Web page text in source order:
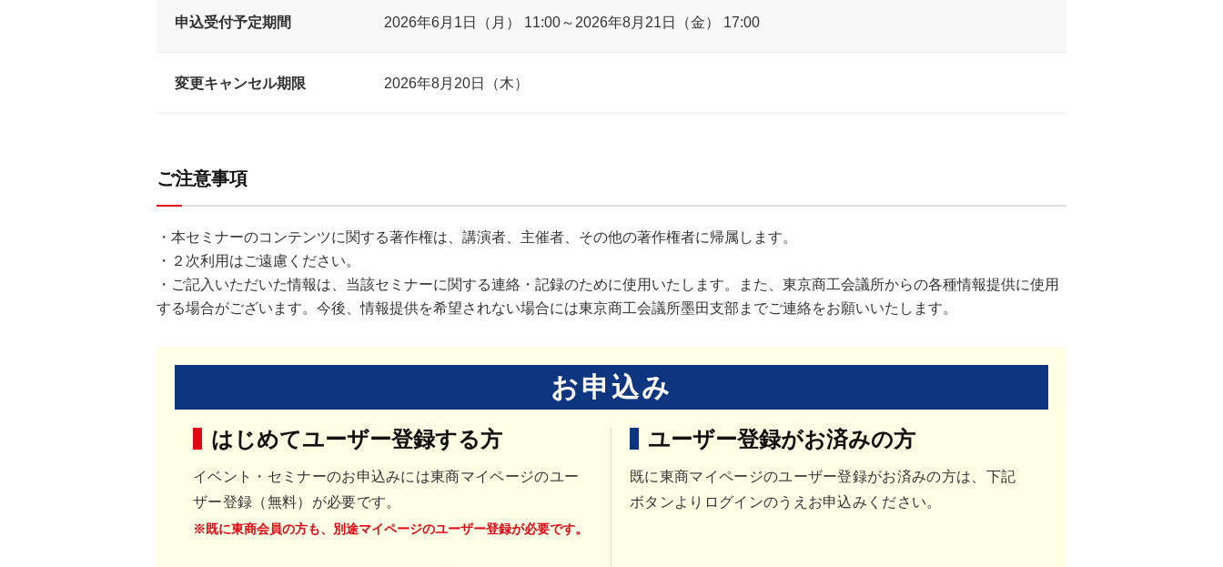
申込受付予定期間 2026年6月1日（月） 11:00～2026年8月21日（金） 17:00
変更キャンセル期限 2026年8月20日（木）
ご注意事項
・本セミナーのコンテンツに関する著作権は、講演者、主催者、その他の著作権者に帰属します。
・２次利用はご遠慮ください。
・ご記入いただいた情報は、当該セミナーに関する連絡・記録のために使用いたします。また、東京商工会議所からの各種情報提供に使用
する場合がございます。今後、情報提供を希望されない場合には東京商工会議所墨田支部までご連絡をお願いいたします。
お申込み
はじめてユーザー登録する方
イベント・セミナーのお申込みには東商マイページのユー
ザー登録（無料）が必要です。
※既に東商会員の方も、別途マイページのユーザー登録が必要です。
ユーザー登録がお済みの方
既に東商マイページのユーザー登録がお済みの方は、下記
ボタンよりログインのうえお申込みください。